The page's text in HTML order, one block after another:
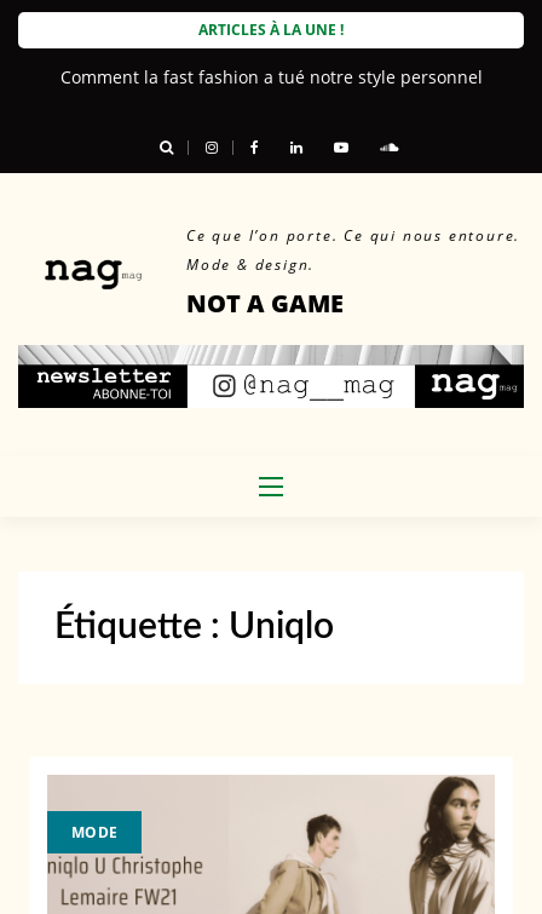
Skip
ARTICLES À LA UNE !
Comment la fast fashion a tué notre style personnel
Ce que l’on porte. Ce qui nous entoure.
Mode & design.
NOT A GAME
Étiquette : Uniqlo
MODE